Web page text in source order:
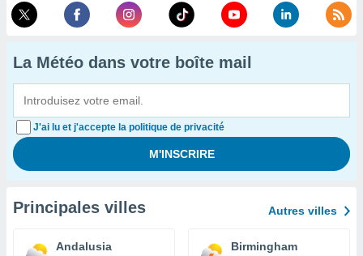
La Météo dans votre boîte mail
J'ai lu et j'accepte la politique de privacité
Principales villes Autres villes
Andalusia Birmingham